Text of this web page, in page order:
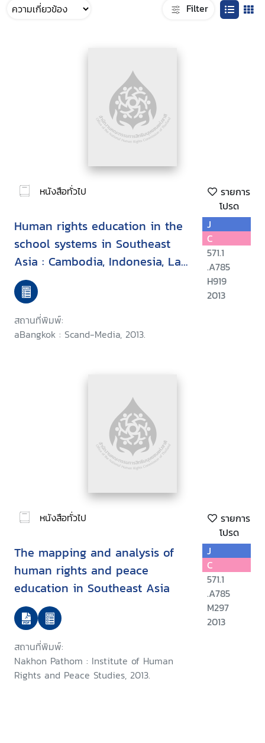
Filter
หนังสือทั่วไป
รายการ
โปรด
Human rights education in the
school systems in Southeast
Asia : Cambodia, Indonesia, Lao
PDR, and Thailand
สถานที่พิมพ์:
aBangkok : Scand-Media, 2013.
J
C
571.1
.A785
H919
2013
หนังสือทั่วไป
รายการ
โปรด
The mapping and analysis of
human rights and peace
education in Southeast Asia
สถานที่พิมพ์:
Nakhon Pathom : Institute of Human
Rights and Peace Studies, 2013.
J
C
571.1
.A785
M297
2013